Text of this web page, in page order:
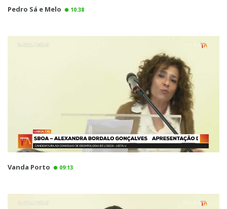
Pedro Sá e Melo 10:38
Vanda Porto 09:13